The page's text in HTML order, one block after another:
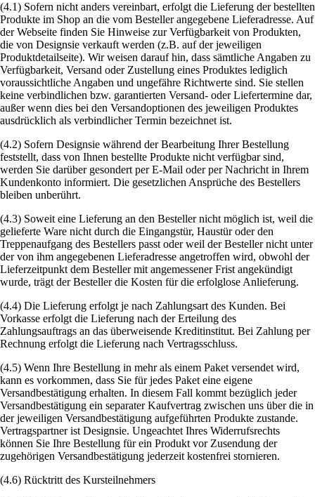
(4.1) Sofern nicht anders vereinbart, erfolgt die Lieferung der bestellten
Produkte im Shop an die vom Besteller angegebene Lieferadresse. Auf
der Webseite finden Sie Hinweise zur Verfügbarkeit von Produkten,
die von Designsie verkauft werden (z.B. auf der jeweiligen
Produktdetailseite). Wir weisen darauf hin, dass sämtliche Angaben zu
Verfügbarkeit, Versand oder Zustellung eines Produktes lediglich
voraussichtliche Angaben und ungefähre Richtwerte sind. Sie stellen
keine verbindlichen bzw. garantierten Versand- oder Liefertermine dar,
außer wenn dies bei den Versandoptionen des jeweiligen Produktes
ausdrücklich als verbindlicher Termin bezeichnet ist.
(4.2) Sofern Designsie während der Bearbeitung Ihrer Bestellung
feststellt, dass von Ihnen bestellte Produkte nicht verfügbar sind,
werden Sie darüber gesondert per E-Mail oder per Nachricht in Ihrem
Kundenkonto informiert. Die gesetzlichen Ansprüche des Bestellers
bleiben unberührt.
(4.3) Soweit eine Lieferung an den Besteller nicht möglich ist, weil die
gelieferte Ware nicht durch die Eingangstür, Haustür oder den
Treppenaufgang des Bestellers passt oder weil der Besteller nicht unter
der von ihm angegebenen Lieferadresse angetroffen wird, obwohl der
Lieferzeitpunkt dem Besteller mit angemessener Frist angekündigt
wurde, trägt der Besteller die Kosten für die erfolglose Anlieferung.
(4.4) Die Lieferung erfolgt je nach Zahlungsart des Kunden. Bei
Vorkasse erfolgt die Lieferung nach der Erteilung des
Zahlungsauftrags an das überweisende Kreditinstitut. Bei Zahlung per
Rechnung erfolgt die Lieferung nach Vertragsschluss.
(4.5) Wenn Ihre Bestellung in mehr als einem Paket versendet wird,
kann es vorkommen, dass Sie für jedes Paket eine eigene
Versandbestätigung erhalten. In diesem Fall kommt bezüglich jeder
Versandbestätigung ein separater Kaufvertrag zwischen uns über die in
der jeweiligen Versandbestätigung aufgeführten Produkte zustande.
Vertragspartner ist Designsie. Ungeachtet Ihres Widerrufsrechts
können Sie Ihre Bestellung für ein Produkt vor Zusendung der
zugehörigen Versandbestätigung jederzeit kostenfrei stornieren.
(4.6) Rücktritt des Kursteilnehmers